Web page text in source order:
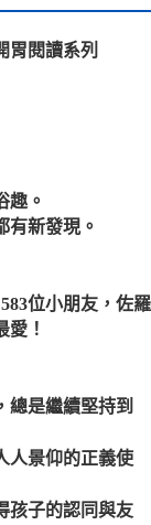
查看運費
閱讀系列
趣。
有新發現。
位小朋友，佐羅
愛！
總是繼續堅持到
人景仰的正義使
孩子的認同與友